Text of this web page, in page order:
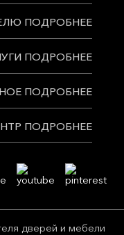
дверей и мебели